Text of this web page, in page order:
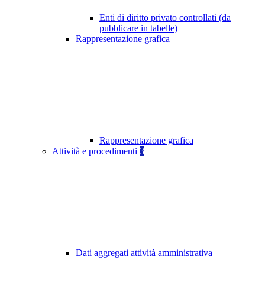
Enti di diritto privato controllati (da
pubblicare in tabelle)
Rappresentazione grafica
Rappresentazione grafica
Attività e procedimenti 3
Dati aggregati attività amministrativa